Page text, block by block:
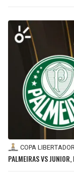
COPA
PALMEIRAS VS